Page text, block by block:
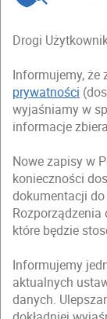
Drogi
Informujemy, że
prywatności
wyjaśniamy w
informacje
Nowe zapisy w
konieczności
dokumentacji
Rozporządzenia
które będzie
Informujemy
aktualnych
danych.